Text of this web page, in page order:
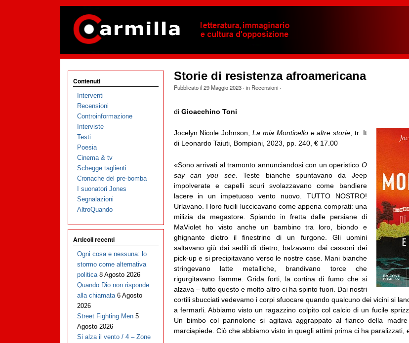
Storie di resistenza afroamericana
Pubblicato il29 Maggio 2023· in Recensioni·
di Gioacchino Toni
Jocelyn Nicole Johnson,La mia Monticello e altre storie, tr. It
di Leonardo Taiuti, Bompiani, 2023, pp. 240, € 17.00
«Sono arrivati al tramonto annunciandosi con un operistico O
say can you see. Teste bianche spuntavano da Jeep
impolverate e capelli scuri svolazzavano come bandiere
lacere in un impetuoso vento nuovo. TUTTO NOSTRO!
Urlavano. I loro fucili luccicavano come appena comprati: una
milizia da megastore. Spiando in fretta dalle persiane di
MaViolet ho visto anche un bambino tra loro, biondo e
ghignante dietro il finestrino di un furgone. Gli uomini
saltavano giù dai sedili di dietro, balzavano dai cassoni dei
pick-up e si precipitavano verso le nostre case. Mani bianche
stringevano latte metalliche, brandivano torce che
rigurgitavano fiamme. Grida forti, la cortina di fumo che si
alzava – tutto questo e molto altro ci ha spinto fuori. Dai nostri
cortili sbucciati vedevamo i corpi sfuocare quando qualcuno dei vicini si
a fermarli. Abbiamo visto un ragazzino colpito col calcio di un fucile
Un bimbo col pannolone si agitava aggrappato al fianco della
marciapiede. Ciò che abbiamo visto in quegli attimi prima ci ha paralizzati,
Contenuti
Interventi
Recensioni
Controinformazione
Interviste
Testi
Poesia
Cinema & tv
Schegge taglienti
Cronache del pre-bomba
I suonatori Jones
Segnalazioni
AltroQuando
Articoli recenti
Ogni cosa e nessuna: lo
stormo come alternativa
politica 8 Agosto 2026
Quando Dio non risponde
alla chiamata 6 Agosto
2026
Street Fighting Men 5
Agosto 2026
Si alza il vento / 4 – Zone